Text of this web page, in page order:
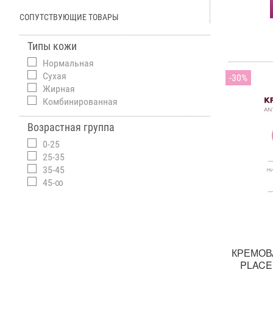
СОПУТСТВУЮЩИЕ ТОВАРЫ
Типы кожи
Нормальная
Сухая
Жирная
Комбинированная
Возрастная группа
0-25
25-35
35-45
45-∞
30